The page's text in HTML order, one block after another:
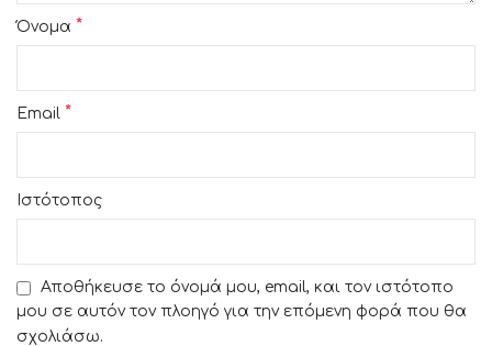
Όνομα *
Email *
Ιστότοπος
Αποθήκευσε το όνομά μου, email, και τον ιστότοπο
μου σε αυτόν τον πλοηγό για την επόμενη φορά που θα
σχολιάσω.